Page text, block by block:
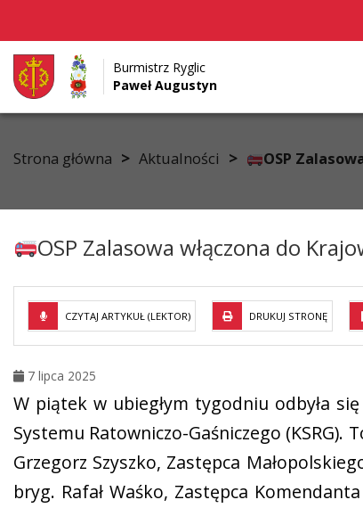
Przejdź do menu
Przejdź do głównej treści strony
Przejdź do stopki strony
Burmistrz Ryglic
Paweł Augustyn
Strona główna > Aktualności > OSP
OSP Zalasowa włączona do
CZYTAJ ARTYKUŁ (LEKTOR) DRUKUJ STRONĘ
7 lipca 2025
W piątek w ubiegłym tygodniu odbyła
Systemu Ratowniczo-Gaśniczego
Grzegorz Szyszko, Zastępca
bryg. Rafał Waśko, Zastępca